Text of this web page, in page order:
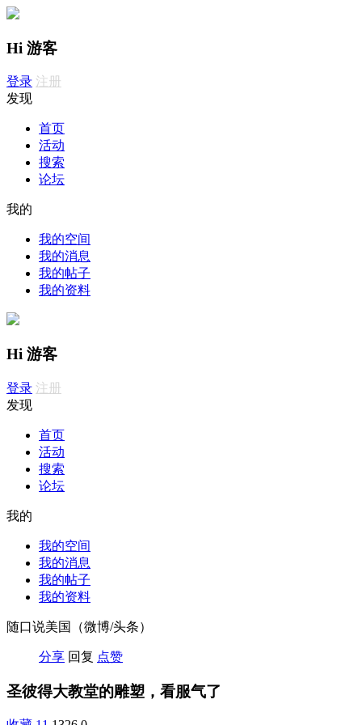
Hi 游客
登录 注册
发现
首页
活动
搜索
论坛
我的
我的空间
我的消息
我的帖子
我的资料
Hi 游客
登录 注册
发现
首页
活动
搜索
论坛
我的
我的空间
我的消息
我的帖子
我的资料
随口说美国（微博/头条）
分享 回复 点赞
圣彼得大教堂的雕塑，看服气了